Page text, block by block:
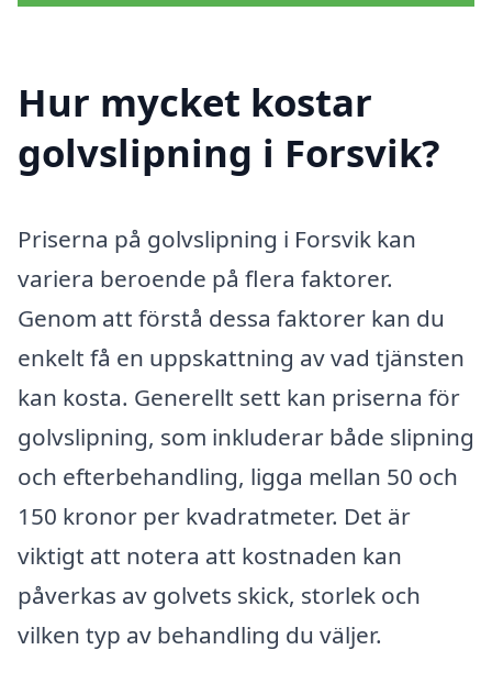
Hur mycket kostar
golvslipning i Forsvik?
Priserna på golvslipning i Forsvik kan
variera beroende på flera faktorer.
Genom att förstå dessa faktorer kan du
enkelt få en uppskattning av vad tjänsten
kan kosta. Generellt sett kan priserna för
golvslipning, som inkluderar både slipning
och efterbehandling, ligga mellan 50 och
150 kronor per kvadratmeter. Det är
viktigt att notera att kostnaden kan
påverkas av golvets skick, storlek och
vilken typ av behandling du väljer.